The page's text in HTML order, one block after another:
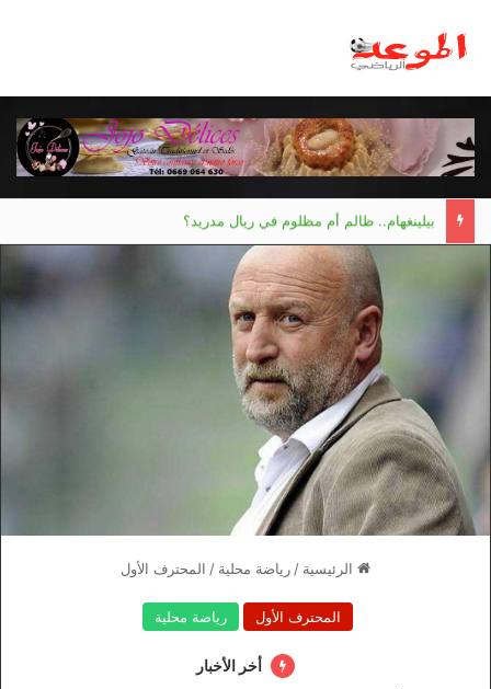
الاتحادية الجزائرية للدراجات.. برباري يترشح لعهدة ثانية
الرئيسية / رياضة محلية / المحترف الأول
المحترف الأول رياضة محلية
أخر الأخبار